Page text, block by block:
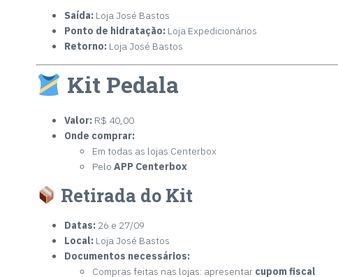
Saída: Loja José Bastos
Ponto de hidratação: Loja Expedicionários
Retorno: Loja José Bastos
Kit Pedala
Valor: R$ 40,00
Onde comprar:
Em todas as lojas Centerbox
Pelo APP Centerbox
Retirada do Kit
Datas: 26 e 27/09
Local: Loja José Bastos
Documentos necessários:
Compras feitas nas lojas: apresentar cupom fiscal